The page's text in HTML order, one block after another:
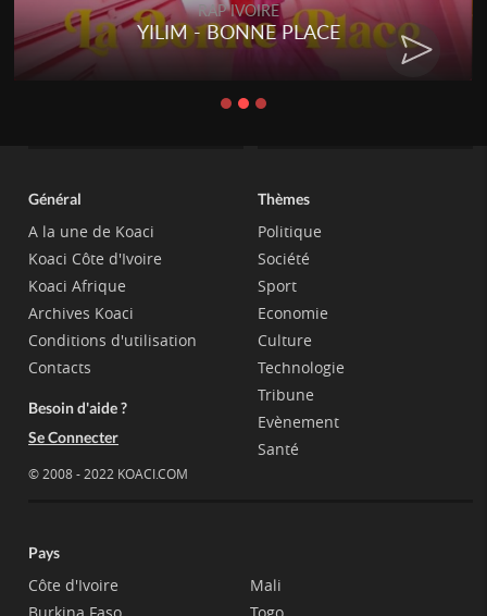
RAP IVOIRE
YILIM - BONNE PLACE
Général
A la une de Koaci
Koaci Côte d'Ivoire
Koaci Afrique
Archives Koaci
Conditions d'utilisation
Contacts
Besoin d'aide ?
Se Connecter
© 2008 - 2022 KOACI.COM
Thèmes
Politique
Société
Sport
Economie
Culture
Technologie
Tribune
Evènement
Santé
Pays
Côte d'Ivoire
Mali